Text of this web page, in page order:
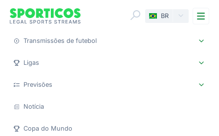
BR
Transmissões de futebol
Ligas
Previsões
Notícia
Copa do Mundo